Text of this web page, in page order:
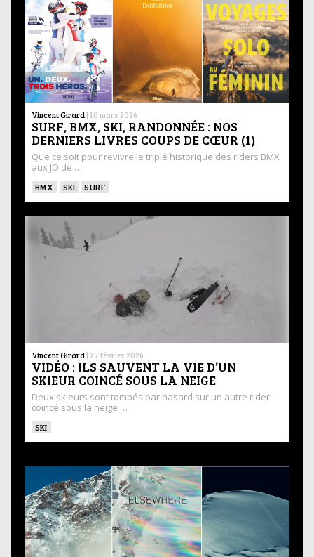
Vincent Girard | 10 mars 2026
SURF, BMX, SKI, RANDONNÉE : NOS
DERNIERS LIVRES COUPS DE CŒUR (1)
Que ce soit pour revivre le triplé historique des riders BMX
aux JO de …
BMX SKI SURF
Vincent Girard | 27 février 2026
VIDÉO : ILS SAUVENT LA VIE D’UN
SKIEUR COINCÉ SOUS LA NEIGE
Deux skieurs sont tombés par hasard sur un autre rider
coincé sous la neige …
SKI